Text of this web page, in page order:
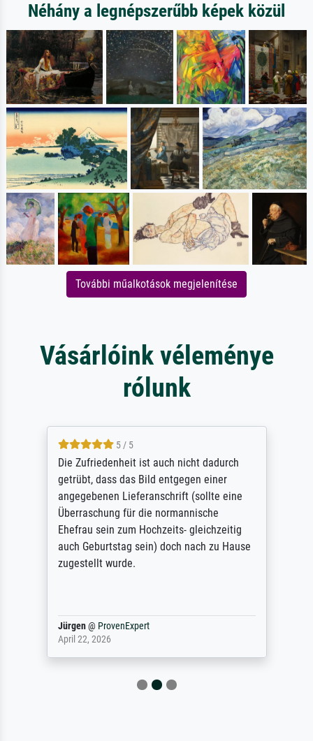
Néhány a legnépszerűbb képek közül
További műalkotások megjelenítése
Vásárlóink véleménye
rólunk
5 / 5
Die Zufriedenheit ist auch nicht dadurch
getrübt, dass das Bild entgegen einer
angegebenen Lieferanschrift (sollte eine
Überraschung für die normannische
Ehefrau sein zum Hochzeits- gleichzeitig
auch Geburtstag sein) doch nach zu Hause
zugestellt wurde.
Jürgen@ ProvenExpert
April 22, 2026